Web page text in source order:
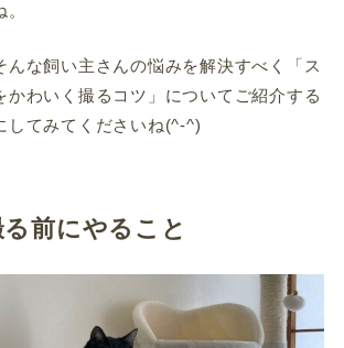
んな飼い主さんの悩みを解決すべく「ス
かわいく撮るコツ」についてご紹介する
してみてくださいね(^-^)
前にやること